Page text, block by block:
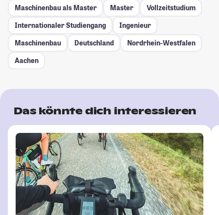
Maschinenbau als Master
Master
Vollzeitstudium
Internationaler Studiengang
Ingenieur
Maschinenbau
Deutschland
Nordrhein-Westfalen
Aachen
Das könnte dich interessieren